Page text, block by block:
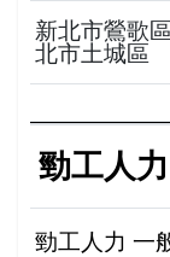
新北市鶯歌
北市土城區
勁工人力
勁工人力 一